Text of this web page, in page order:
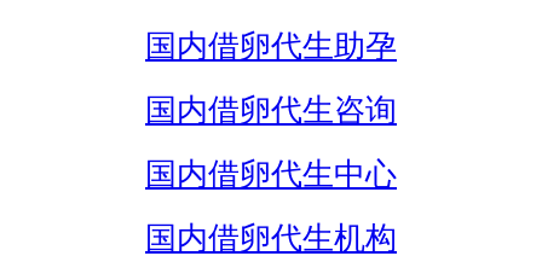
国内借卵代生助孕
国内借卵代生咨询
国内借卵代生中心
国内借卵代生机构